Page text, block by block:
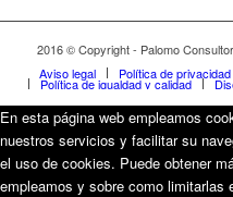
2016 © Copyright - Palomo
Aviso legal
Política de privacidad
Política de igualdad y calidad
En esta página web empleamos
nuestros servicios y facilitar su
el uso de cookies. Puede obtener
empleamos y sobre como limitarlas